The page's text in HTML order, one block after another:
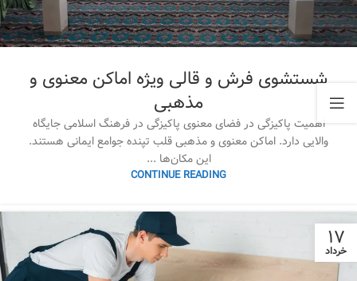
شستشوی فرش و قالی ویژه اماکن معنوی و
مذهبی
اهمیت پاکیزگی در فضای معنوی پاکیزگی در فرهنگ اسلامی جایگاه
والایی دارد. اماکن معنوی و مذهبی قلب تپنده جوامع ایمانی هستند.
این مکان‌ها ...
CONTINUE READING
۱۷
خرداد